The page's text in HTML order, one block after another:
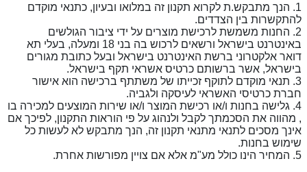
1. הנך מתבקש.ת לקרוא תקנון זה במלואו ובעיון, כתנאי מוקדם
להתקשרות בין הצדדים.
2. החנות משמשת לרכישת מוצרים על ידי ציבור הגולשים
באינטרנט בישראל ורשאים לרכוש בה בני 18 ומעלה, בעלי תא
דואר אלקטרוני ברשת האינטרנט בישראל ובעל כתובת מגורים
בישראל, אשר ברשותם כרטיס אשראי תקף בישראל.
3. תנאי מוקדם לתוקף זכייתו של משתתף ברכישה הוא אישור
חברת כרטיסי האשראי לעיסקה ולגביה.
4. גלישה בחנות ו/או רכישת המוצר ו/או שירות המוצעים למכירה בו
, מהווה את הסכמתך לקבל ולנהוג על פי הוראות התקנון, לפיכך אם
אינך מסכים לתנאי מתנאי תקנון זה, הנך מתבקש לא לעשות כל
שימוש בחנות.
5. המחיר הינו כולל מע"מ אלא אם צויין מפורשות אחרת.